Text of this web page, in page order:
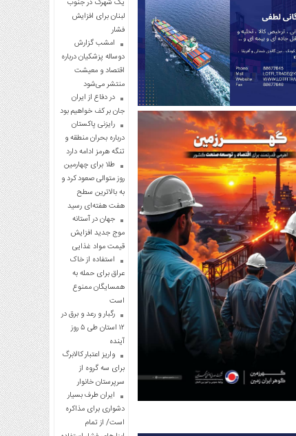
یک شهرک در جنوب
لبنان برای افزایش
فشار
امشب گزارش
دوساله پزشکیان درباره
اقتصاد و معیشت
منتشر می‌شود
در دفاع از ایران
جان بر کف خواهیم بود
رایزنی پاکستان
درباره بحران منطقه و
تنگه هرمز ادامه دارد
طلا برای چهارمین
روز متوالی صعود کرد و
به بالاترین سطح
هفت هفته‌ای رسید
جهان در آستانه
موج جدید افزایش
قیمت مواد غذایی
استفاده از خاک
عراق برای حمله به
همسایگان ممنوع
است
رگبار و رعد و برق در
۱۲ استان طی ۵ روز
آینده
واریز اعتبار کالابرگ
برای سه گروه از
سرپرستان خانوار
ایران طرف بسیار
دشواری برای مذاکره
است/ از تمام